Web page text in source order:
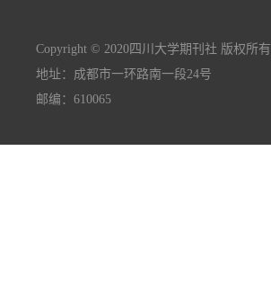
Copyright © 2020四川大学期刊社 版权所有.
地址：成都市一环路南一段24号
邮编：610065